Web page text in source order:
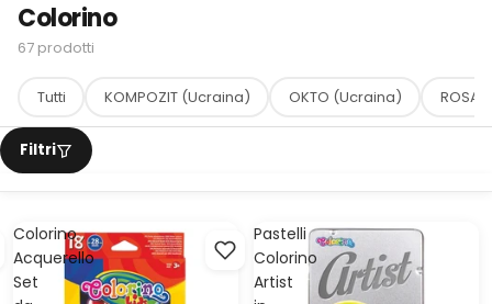
Colorino
67 prodotti
Tutti KOMPOZIT (Ucraina) OKTO (Ucraina) ROSA
Colorino
Acquerello
Set
Pastelli
Colorino
Artist